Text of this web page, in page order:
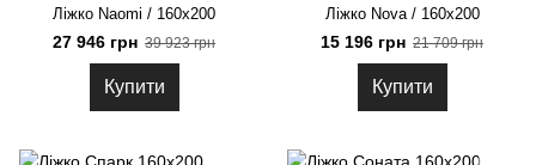
Ліжко Naomi / 160х200
27 946 грн 39 923 грн
Купити
Ліжко Nova / 160х200
15 196 грн 21 709 грн
Купити